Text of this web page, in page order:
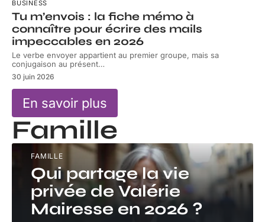
BUSINESS
Tu m’envois : la fiche mémo à
connaître pour écrire des mails
impeccables en 2026
Le verbe envoyer appartient au premier groupe, mais sa
conjugaison au présent…
30 juin 2026
En savoir plus
Famille
FAMILLE
Qui partage la vie
privée de Valérie
Mairesse en 2026 ?